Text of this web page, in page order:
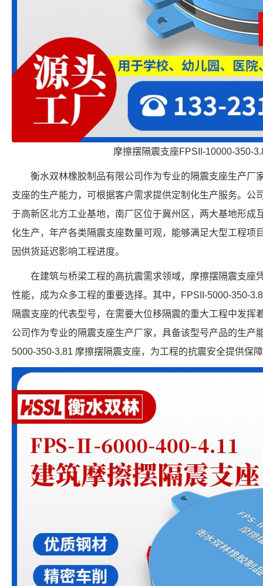
摩擦摆隔震支座FPSII-10000-350-
衡水双林橡胶制品有限公司作为专业的隔震支座生产厂
支座的生产能力，可根据客户需求提供定制化生产服务。公
于高新区北方工业基地，南厂区位于冀州区，两大基地形成
化生产，年产各类隔震支座数量可观，能够满足大型工程项
因供货延迟影响工程进度。
在建筑与桥梁工程的高抗震需求领域，摩擦摆隔震支座
性能，成为众多工程的重要选择。其中，FPSII-5000-350-
隔震支座的代表型号，在需要大位移隔震的重大工程中发挥
公司作为专业的隔震支座生产厂家，具备该型号产品的生产
5000-350-3.81 摩擦摆隔震支座，为工程的抗震安全提供保